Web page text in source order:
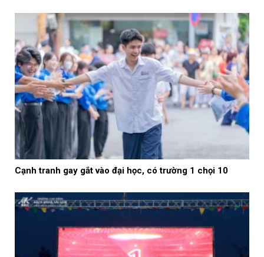
Cạnh tranh gay gắt vào đại học, có trường 1 chọi 10